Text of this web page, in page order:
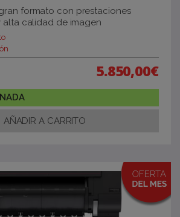
formato con prestaciones
alta calidad de imagen
5.850,00€